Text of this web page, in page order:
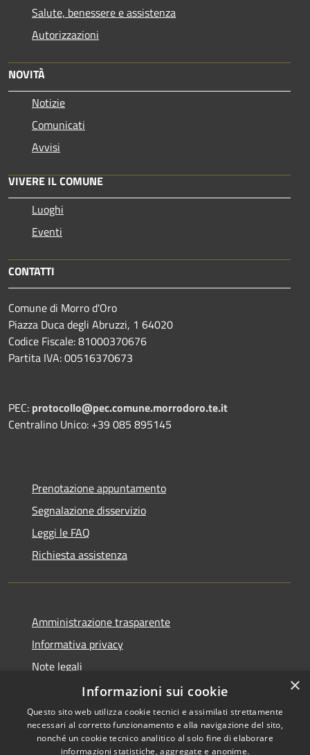
Salute, benessere e assistenza
Autorizzazioni
NOVITÀ
Notizie
Comunicati
Avvisi
VIVERE IL COMUNE
Luoghi
Eventi
CONTATTI
Comune di Morro d'Oro
Piazza Duca degli Abruzzi, 1 64020
Codice Fiscale: 81000370676
Partita IVA: 00516370673
PEC: protocollo@pec.comune.morrodoro.te.it
Centralino Unico: +39 085 895145
Prenotazione appuntamento
Segnalazione disservizio
Leggi le FAQ
Richiesta assistenza
Amministrazione trasparente
Informativa privacy
Note legali
Dichiarazione di accessibilità
×
Informazioni sui cookie
Questo sito web utilizza cookie tecnici e assimilati strettamente
necessari al corretto funzionamento e alla navigazione del sito,
nonché un cookie tecnico analitico al solo fine di elaborare
informazioni statistiche, aggregate e anonime.